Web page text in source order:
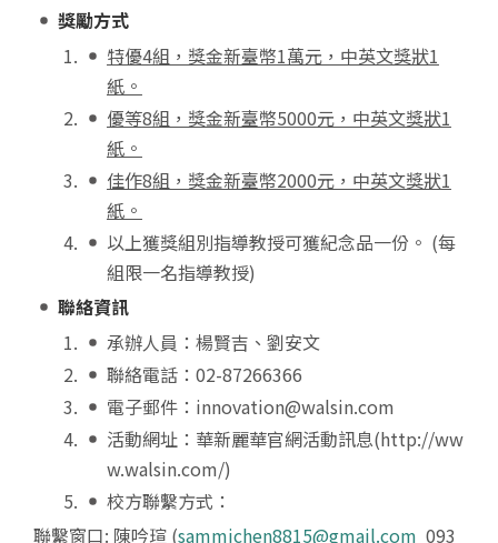
獎勵方式
特優4組，獎金新臺幣1萬元，中英文獎狀1
紙。
優等8組，獎金新臺幣5000元，中英文獎狀1
紙。
佳作8組，獎金新臺幣2000元，中英文獎狀1
紙。
以上獲獎組別指導教授可獲紀念品一份。 (每
組限一名指導教授)
聯絡資訊
承辦人員：楊賢吉、劉安文
聯絡電話：02-87266366
電子郵件：innovation@walsin.com
活動網址：華新麗華官網活動訊息(http://ww
w.walsin.com/)
校方聯繫方式：
聯繫窗口: 陳吟瑄 (sammichen8815@gmail.com 093